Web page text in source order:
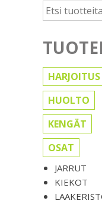
Etsi:
HUOLTO
KENGÄT
OSAT
JARRUT
KIEKOT